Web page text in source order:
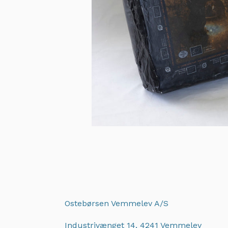
Ostebørsen Vemmelev A/S
Industrivænget 14, 4241 Vemmelev